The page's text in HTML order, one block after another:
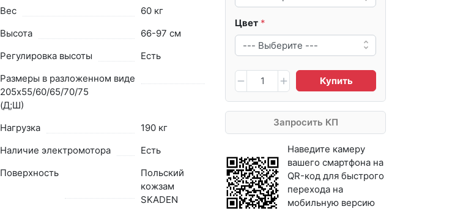
Цвет
Купить
Запросить КП
Наведите камеру
вашего смартфона на
QR-код для быстрого
перехода на
мобильную версию
Вес
60 кг
Высота
66-97 см
Регулировка высоты
Есть
Размеры в разложенном виде
205х55/60/65/70/75
(Д;Ш)
Нагрузка
190 кг
Наличие электромотора
Есть
Поверхность
Польский
кожзам
SKADEN